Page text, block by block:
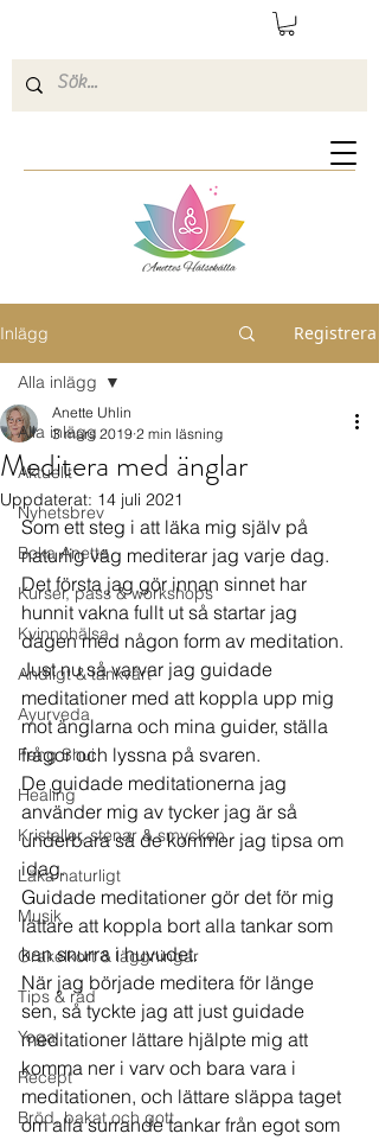
Inlägg Registrera
Alla inlägg
Aktuellt
Nyhetsbrev
Boka Anette
Kurser, pass & workshops
Kvinnohälsa
Andligt & tänkvärt
Ayurveda
Feng Shui
Healing
Kristaller, stenar & smycken
Läka naturligt
Musik
Orakelkort & läggningar
Tips & råd
Yoga
Recept
Bröd, bakat och gott
Alla inlägg
Meditera med änglar
Anette Uhlin
3 mars 2019 2 min läsning
Uppdaterat: 14 juli 2021
Som ett steg i att läka mig själv på
naturlig väg mediterar jag varje dag.
Det första jag gör innan sinnet har
hunnit vakna fullt ut så startar jag
dagen med någon form av meditation.
Just nu så varvar jag guidade
meditationer med att koppla upp mig
mot änglarna och mina guider, ställa
frågor och lyssna på svaren.
De guidade meditationerna jag
använder mig av tycker jag är så
underbara så de kommer jag tipsa om
idag.
Guidade meditationer gör det för mig
lättare att koppla bort alla tankar som
kan snurra i huvudet.
När jag började meditera för länge
sen, så tyckte jag att just guidade
meditationer lättare hjälpte mig att
komma ner i varv och bara vara i
meditationen, och lättare släppa taget
om alla surrande tankar från egot som